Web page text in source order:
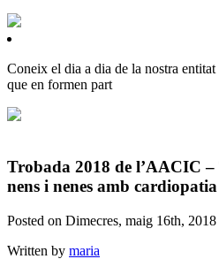
Coneix el dia a dia de la nostra
que en formen part
Trobada 2018 de l’AACIC
nens i nenes amb
Posted on Dimecres, maig 16th,
Written by maria